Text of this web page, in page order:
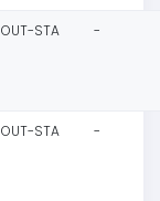
OUT-STA -
OUT-STA -